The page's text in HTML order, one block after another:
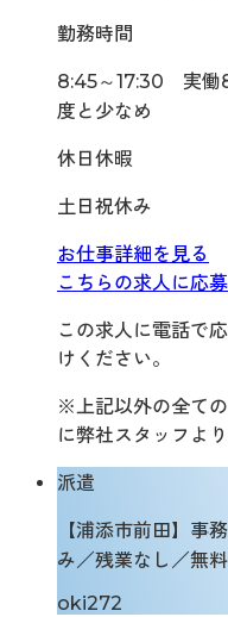
勤務時間
8:45～17:30 実働
度と少
休日休暇
土日祝休み
お仕事詳細を見る
こちらの求人に応
この求人に電話で
けください。
※上記以外の全て
に弊社スタッフよ
派遣
【浦添市前田】事
み／残業なし／無
oki272